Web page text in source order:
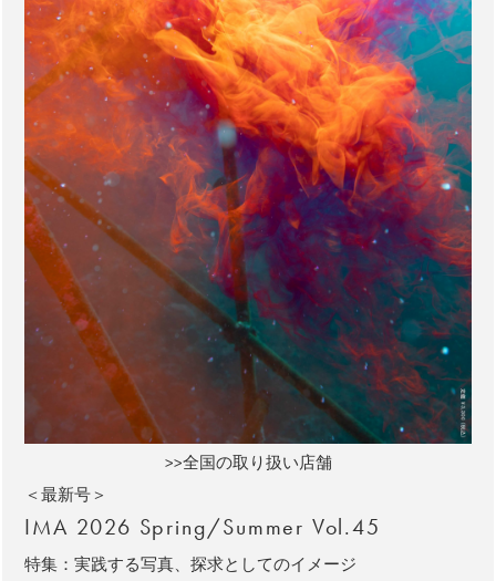
>>全国の取り扱い店舗
＜最新号＞
IMA 2026 Spring/Summer Vol.45
特集：実践する写真、探求としてのイメージ